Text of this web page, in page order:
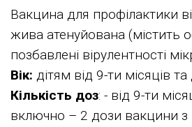
Вакцина для профілактики
жива атенуйована (містить
позбавлені вірулентності
Вік: дітям від 9-ти місяців
Кількість доз: - від 9-ти
включно – 2 дози вакцини з